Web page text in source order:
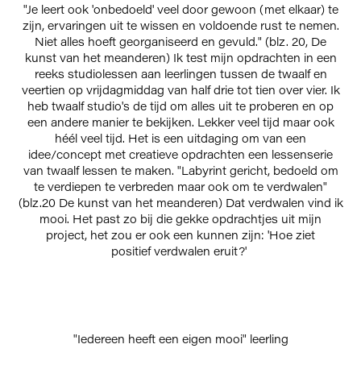
"Je leert ook 'onbedoeld' veel door gewoon (met elkaar) te
zijn, ervaringen uit te wissen en voldoende rust te nemen.
Niet alles hoeft georganiseerd en gevuld." (blz. 20, De
kunst van het meanderen) Ik test mijn opdrachten in een
reeks studiolessen aan leerlingen tussen de twaalf en
veertien op vrijdagmiddag van half drie tot tien over vier. Ik
heb twaalf studio's de tijd om alles uit te proberen en op
een andere manier te bekijken. Lekker veel tijd maar ook
héél veel tijd. Het is een uitdaging om van een
idee/concept met creatieve opdrachten een lessenserie
van twaalf lessen te maken. "Labyrint gericht, bedoeld om
te verdiepen te verbreden maar ook om te verdwalen"
(blz.20 De kunst van het meanderen) Dat verdwalen vind ik
mooi. Het past zo bij die gekke opdrachtjes uit mijn
project, het zou er ook een kunnen zijn: 'Hoe ziet
positief verdwalen eruit?'
"Iedereen heeft een eigen mooi" leerling